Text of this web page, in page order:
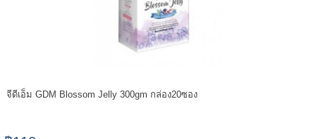
จีดีเอ็ม GDM Blossom Jelly 300gm กล่อง20ซอง